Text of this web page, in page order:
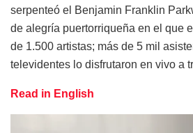
serpenteó el Benjamin Franklin
de alegría puertorriqueña en el que
de 1.500 artistas; más de 5 mil
televidentes lo disfrutaron en vivo a
Read in English